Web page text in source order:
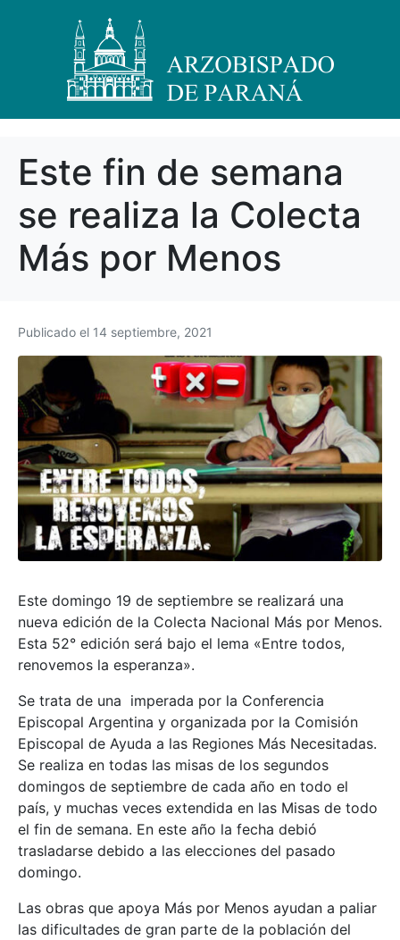
Este fin de semana
se realiza la Colecta
Más por Menos
Publicado el 14 septiembre, 2021
Este domingo 19 de septiembre se realizará una
nueva edición de la Colecta Nacional Más por Menos.
Esta 52° edición será bajo el lema «Entre todos,
renovemos la esperanza».
Se trata de una imperada por la Conferencia
Episcopal Argentina y organizada por la Comisión
Episcopal de Ayuda a las Regiones Más Necesitadas.
Se realiza en todas las misas de los segundos
domingos de septiembre de cada año en todo el
país, y muchas veces extendida en las Misas de todo
el fin de semana. En este año la fecha debió
trasladarse debido a las elecciones del pasado
domingo.
Las obras que apoya Más por Menos ayudan a paliar
las dificultades de gran parte de la población del